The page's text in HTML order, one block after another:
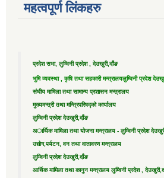
महत्वपूर्ण लिंकहरु
प्रदेश सभा, लुम्विनी प्रदेश , देउखुरी,दाँङ
भुमि व्यवस्था , कृषि तथा सहकारी मन्त्रालयलुम्विनी प्रदेश
संघीय मामिला तथा सामान्य प्रशासन मन्त्रालय
मुख्यमन्त्री तथा मन्त्रिपरिषद्को कार्यालय
लुम्विनी प्रदेश देउखुरी,दाँङ
अार्थिक मामिला तथा योजना मन्त्रालय - लुम्विनी प्रदेश
उद्याेग,पर्यटन, वन तथा वातावरण मन्त्रालय
लुम्विनी प्रदेश देउखुरी,दाँङ
आर्थिक मामिला तथा कानुन मन्त्रालय लुम्विनी प्रदेश ,